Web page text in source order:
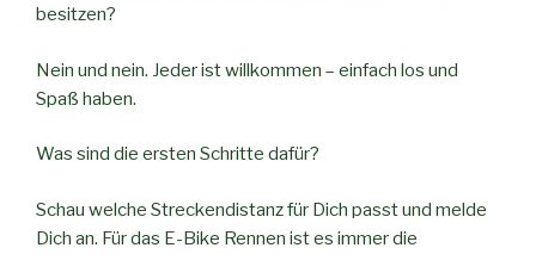
besitzen?
Nein und nein. Jeder ist willkommen – einfach los und
Spaß haben.
Was sind die ersten Schritte dafür?
Schau welche Streckendistanz für Dich passt und melde
Dich an. Für das E-Bike Rennen ist es immer die